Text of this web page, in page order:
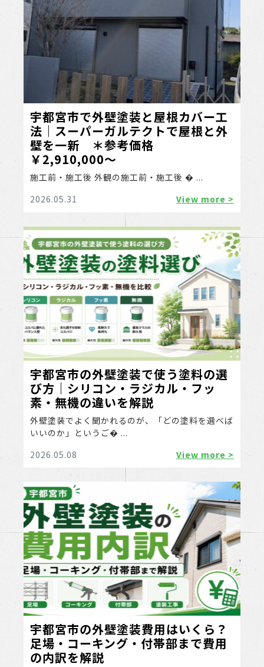
宇都宮市で外壁塗装と屋根カバー工
法｜スーパーガルテクトで屋根と外
壁を一新 ＊参考価格
￥2,910,000～
施工前・施工後 外観の施工前・施工後 � ...
2026.05.31
View more >
宇都宮市の外壁塗装で使う塗料の選
び方｜シリコン・ラジカル・フッ
素・無機の違いを解説
外壁塗装でよく聞かれるのが、「どの塗料を選べば
いいのか」というご� ...
2026.05.08
View more >
宇都宮市の外壁塗装費用はいくら？
足場・コーキング・付帯部まで費用
の内訳を解説